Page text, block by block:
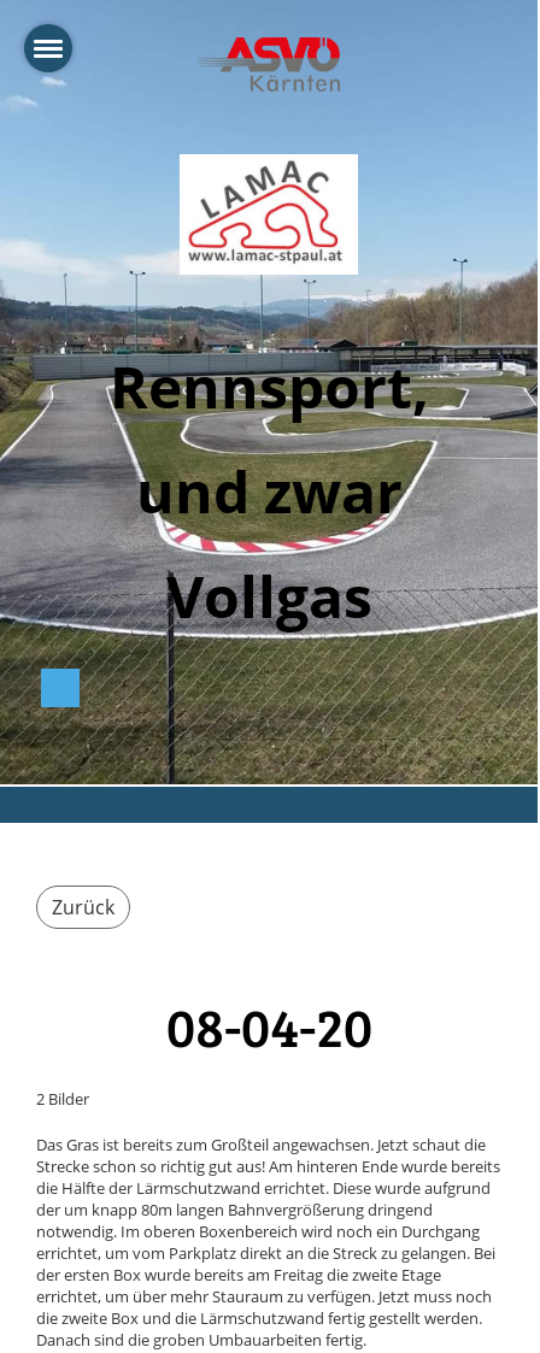
Rennsport,
und zwar
Vollgas
Zurück
08-04-20
2 Bilder
Das Gras ist bereits zum Großteil angewachsen. Jetzt schaut die
Strecke schon so richtig gut aus! Am hinteren Ende wurde bereits
die Hälfte der Lärmschutzwand errichtet. Diese wurde aufgrund
der um knapp 80m langen Bahnvergrößerung dringend
notwendig. Im oberen Boxenbereich wird noch ein Durchgang
errichtet, um vom Parkplatz direkt an die Streck zu gelangen. Bei
der ersten Box wurde bereits am Freitag die zweite Etage
errichtet, um über mehr Stauraum zu verfügen. Jetzt muss noch
die zweite Box und die Lärmschutzwand fertig gestellt werden.
Danach sind die groben Umbauarbeiten fertig.